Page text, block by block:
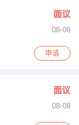
面议
08-08
申请
面议
08-08